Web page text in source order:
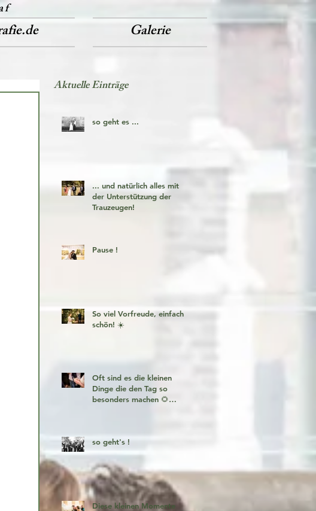
Galerie
Aktuelle Einträge
so geht es ...
... und natürlich alles mit
der Unterstützung der
Trauzeugen!
Pause !
So viel Vorfreude, einfach
schön! ☀️
Oft sind es die kleinen
Dinge die den Tag so
besonders machen 🌻
so geht's !
Diese kleinen Momente